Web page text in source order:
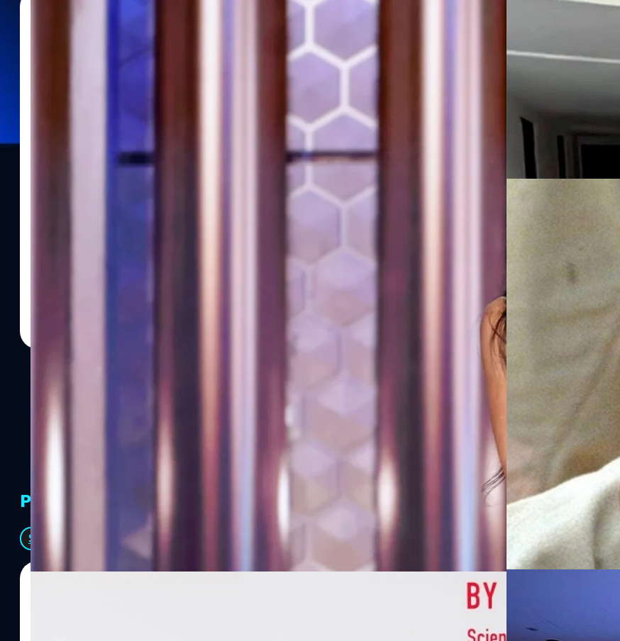
| 575 days ago
ในงาน Golden Globes 2025 เดมี มัวร์ (Demi Moore) เจ้าของบท อลิซาเบธ สปาร์กเกิล (Elisabeth
ล มัวร์โลดแล่นอยู่ในฮอลลีวูดมายาวนานกว่า 45 ปี และนี่คือครั้งแรกที่เธอได้รับรางวัลจากการเป็นนักแสดง
เธอกล่าวบนเวทีขณะขึ้นรับรางวัลว่า จากคำที่มัวร์ได้กล่าวบนเวทีนั้น ทำให้หลาย ๆ คนอาจสงสัยไปตาม ๆ กัน
ว่า Popcorn Actress หรือ นักแสดงป็อปคอร์น จริง ๆ แล้วคำนี้หมายถึงอะไร ? Popcorn Actress ใช้เปรียบ
เทียบนักแสดงที่เล่นหนังที่ประสบความสำเร็จ และสามารถสร้างรายได้มหาศาล แต่ฝีมือการแสดงของนัก
แสดงคนนั้นกลับไม่ได้รับการยอมรับ ย้อนกลับไปในช่วงยุค 90s ถือเป็นยุคทองของเธออย่างแท้จริง มีผลงาน
ที่โด่งดังมากมาย อาทิ ‘Ghost’ (1990), ‘A Few Good Men’ (1992), ‘Indecent…
ชีวิตหลังเกษียณ :
วันเกิดให้เขาอย่างน่า
เดมี มัวร์ (Demi Moore)
ปรีดี ฤกษ์วลีกุล | 1235
ย้อนรอย ‘G.I.
ในยุค 90s เดมี มัวร์
‘Ghost’ ในปี 1990 จาก
‘Indecent Proposal’
ดิ่งลงเมื่อเธอเริ่มมีหนังเ
‘Striptease’ (1996) มัว
หญิงคนแรกที่สมัครเป็นทห
ดลีย์ สก็อตต์ (Ridley
ปล่อยภาพมัวร์ลงทุนโกนศี
ทีมคอนเทนต์ BT| 1590
PR Partners
See All
หัวเว่ยเดินหน้าปฏิ
เกมเร่งเครื่อง AI